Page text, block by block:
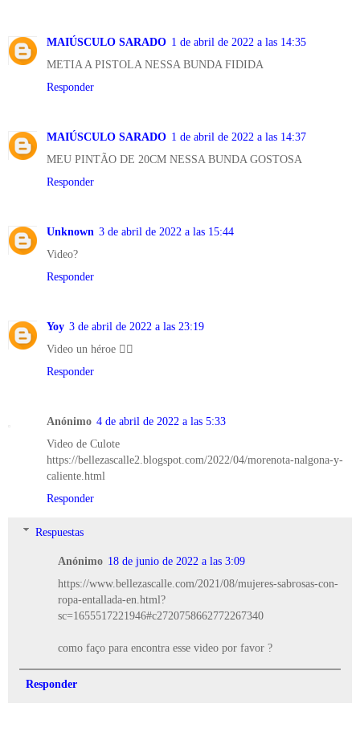
MAIÚSCULO SARADO 1 de abril de 2022 a las 14:35
METIA A PISTOLA NESSA BUNDA FIDIDA
Responder
MAIÚSCULO SARADO 1 de abril de 2022 a las 14:37
MEU PINTÃO DE 20CM NESSA BUNDA GOSTOSA
Responder
Unknown 3 de abril de 2022 a las 15:44
Video?
Responder
Yoy 3 de abril de 2022 a las 23:19
Video un héroe 🦸‍♂️
Responder
Anónimo 4 de abril de 2022 a las 5:33
Video de Culote
https://bellezascalle2.blogspot.com/2022/04/morenota-nalgona-y-
caliente.html
Responder
Respuestas
Anónimo 18 de junio de 2022 a las 3:09
https://www.bellezascalle.com/2021/08/mujeres-sabrosas-con-
ropa-entallada-en.html?
sc=1655517221946#c2720758662772267340
como faço para encontra esse video por favor ?
Responder